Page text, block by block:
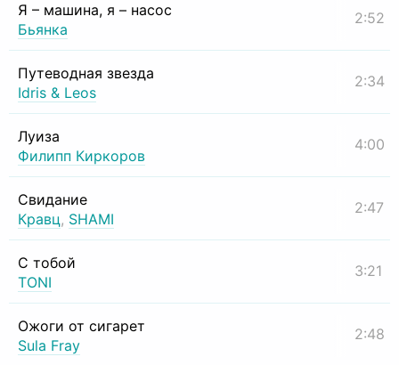
Я – машина, я – насос
Бьянка
2:52
Путеводная звезда
Idris & Leos
2:34
Луиза
Филипп Киркоров
4:00
Свидание
Кравц, SHAMI
2:47
С тобой
TONI
3:21
Ожоги от сигарет
Sula Fray
2:48